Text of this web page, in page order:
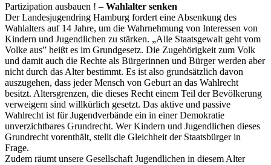
Partizipation ausbauen ! – Wahlalter senken
Der Landesjugendring Hamburg fordert eine Absenkung des
Wahlalters auf 14 Jahre, um die Wahrnehmung von Interessen von
Kindern und Jugendlichen zu stärken. „Alle Staatsgewalt geht vom
Volke aus” heißt es im Grundgesetz. Die Zugehörigkeit zum Volk
und damit auch die Rechte als Bürgerinnen und Bürger werden aber
nicht durch das Alter bestimmt. Es ist also grundsätzlich davon
auszugehen, dass jeder Mensch von Geburt an das Wahlrecht
besitzt. Altersgrenzen, die dieses Recht einem Teil der Bevölkerung
verweigern sind willkürlich gesetzt. Das aktive und passive
Wahlrecht ist für Jugendverbände ein in einer Demokratie
unverzichtbares Grundrecht. Wer Kindern und Jugendlichen dieses
Grundrecht vorenthält, stellt die Gleichheit der Staatsbürger in
Frage.
Zudem räumt unsere Gesellschaft Jugendlichen in diesem Alter